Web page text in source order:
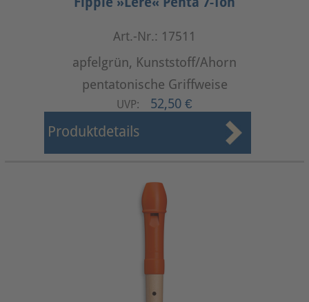
Art.-Nr.: 17511
apfelgrün, Kunststoff/Ahorn
pentatonische Griffweise
UVP: 52,50 €
Produktdetails